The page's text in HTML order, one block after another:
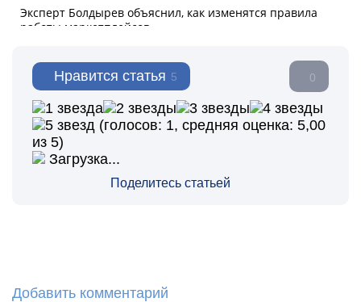
Нравится статья 5 0
Поделитесь статьей
(голосов: 1, средняя оценка: 5,00
из 5)
Загрузка...
Добавить комментарий